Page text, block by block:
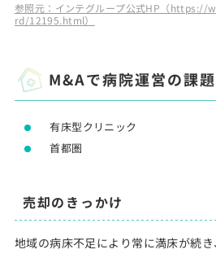
参照元：インテグループ公式HP（
rd/12195.html）
M&Aで病院運営の課
有床型クリニック
首都圏
売却のきっかけ
地域の病床不足により常に満床が続